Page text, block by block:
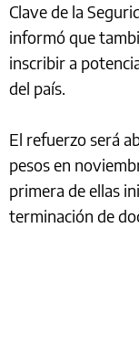
Clave de la
informó que
inscribir a
del país.
El refuerzo será
pesos en
primera de ellas
terminación de